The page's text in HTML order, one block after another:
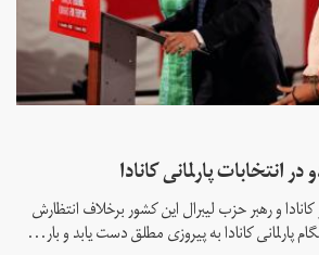
انتخابات پارلمانی کانادا
و رهبر حزب لیبرال این کشور برخلاف انتظارش
پارلمانی کانادا به پیروزی مطلق دست یابد و بار...